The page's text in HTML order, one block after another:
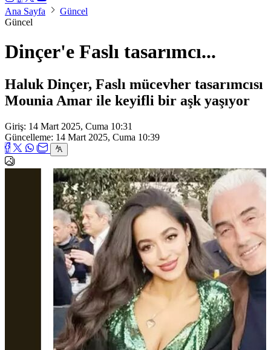
Ana Sayfa
Güncel
Güncel
Dinçer'e Faslı tasarımcı...
Haluk Dinçer, Faslı mücevher tasarımcısı
Mounia Amar ile keyifli bir aşk yaşıyor
Giriş: 14 Mart 2025, Cuma 10:31
Güncelleme: 14 Mart 2025, Cuma 10:39